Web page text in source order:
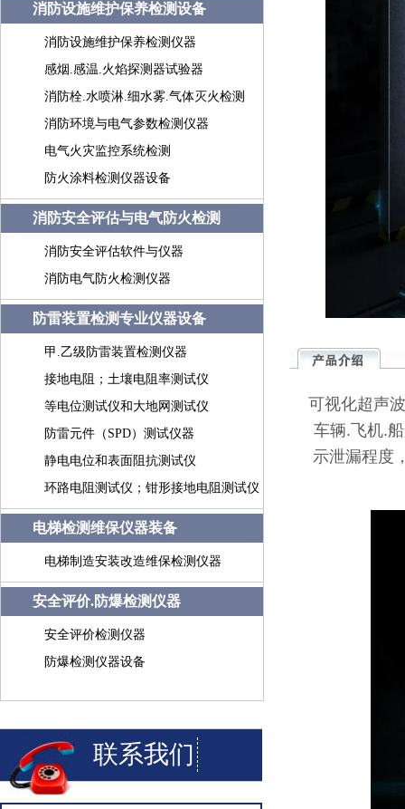
消防设施维护保养检测设备
消防设施维护保养检测仪器
感烟.感温.火焰探测器试验器
消防栓.水喷淋.细水雾.气体灭火检测
消防环境与电气参数检测仪器
电气火灾监控系统检测
防火涂料检测仪器设备
消防安全评估与电气防火检测
消防安全评估软件与仪器
消防电气防火检测仪器
防雷装置检测专业仪器设备
甲.乙级防雷装置检测仪器
接地电阻；土壤电阻率测试仪
等电位测试仪和大地网测试仪
防雷元件（SPD）测试仪器
静电电位和表面阻抗测试仪
环路电阻测试仪；钳形接地电阻测试仪
电梯检测维保仪器装备
电梯制造安装改造维保检测仪器
安全评价.防爆检测仪器
安全评价检测仪器
防爆检测仪器设备
联系我们
可视化超声
车辆.飞机.
示泄漏程度